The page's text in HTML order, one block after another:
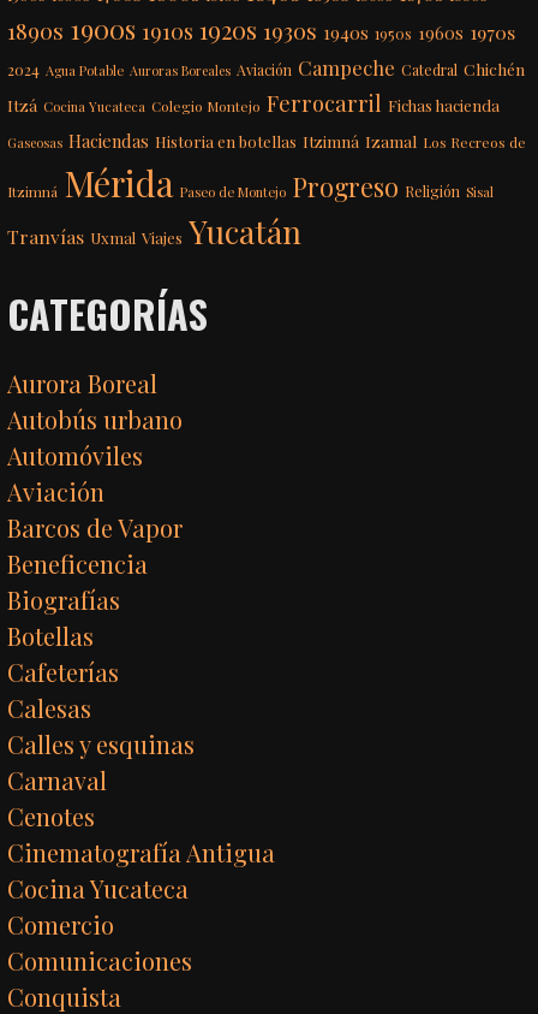
1890s 1900s 1910s 1920s 1930s 1940s 1950s 1960s 1970s
2024 Agua Potable Auroras Boreales Aviación Campeche Catedral Chichén
Itzá Cocina Yucateca Colegio Montejo Ferrocarril Fichas hacienda
Gaseosas Haciendas Historia en botellas Itzimná Izamal Los Recreos de
Itzimná Mérida Paseo de Montejo Progreso Religión Sisal
Tranvías Uxmal Viajes Yucatán
CATEGORÍAS
Aurora Boreal
Autobús urbano
Automóviles
Aviación
Barcos de Vapor
Beneficencia
Biografías
Botellas
Cafeterías
Calesas
Calles y esquinas
Carnaval
Cenotes
Cinematografía Antigua
Cocina Yucateca
Comercio
Comunicaciones
Conquista